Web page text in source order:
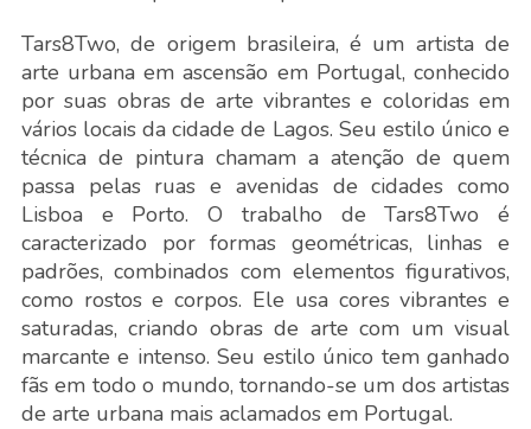
Tars8Two, de origem brasileira, é um artista de
arte urbana em ascensão em Portugal, conhecido
por suas obras de arte vibrantes e coloridas em
vários locais da cidade de Lagos. Seu estilo único e
técnica de pintura chamam a atenção de quem
passa pelas ruas e avenidas de cidades como
Lisboa e Porto. O trabalho de Tars8Two é
caracterizado por formas geométricas, linhas e
padrões, combinados com elementos figurativos,
como rostos e corpos. Ele usa cores vibrantes e
saturadas, criando obras de arte com um visual
marcante e intenso. Seu estilo único tem ganhado
fãs em todo o mundo, tornando-se um dos artistas
de arte urbana mais aclamados em Portugal.